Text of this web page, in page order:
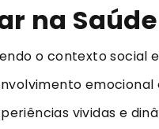
na
o contexto social
emocional
vividas e